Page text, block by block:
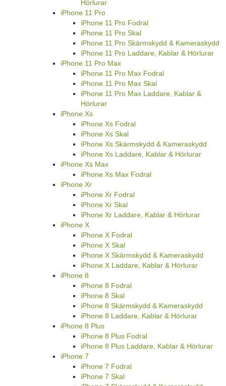
Hörlurar
iPhone 11 Pro
iPhone 11 Pro Fodral
iPhone 11 Pro Skal
iPhone 11 Pro Skärmskydd & Kameraskydd
iPhone 11 Pro Laddare, Kablar & Hörlurar
iPhone 11 Pro Max
iPhone 11 Pro Max Fodral
iPhone 11 Pro Max Skal
iPhone 11 Pro Max Laddare, Kablar &
Hörlurar
iPhone Xs
iPhone Xs Fodral
iPhone Xs Skal
iPhone Xs Skärmskydd & Kameraskydd
iPhone Xs Laddare, Kablar & Hörlurar
iPhone Xs Max
iPhone Xs Max Fodral
iPhone Xr
iPhone Xr Fodral
iPhone Xr Skal
iPhone Xr Laddare, Kablar & Hörlurar
iPhone X
iPhone X Fodral
iPhone X Skal
iPhone X Skärmskydd & Kameraskydd
iPhone X Laddare, Kablar & Hörlurar
iPhone 8
iPhone 8 Fodral
iPhone 8 Skal
iPhone 8 Skärmskydd & Kameraskydd
iPhone 8 Laddare, Kablar & Hörlurar
iPhone 8 Plus
iPhone 8 Plus Fodral
iPhone 8 Plus Laddare, Kablar & Hörlurar
iPhone 7
iPhone 7 Fodral
iPhone 7 Skal